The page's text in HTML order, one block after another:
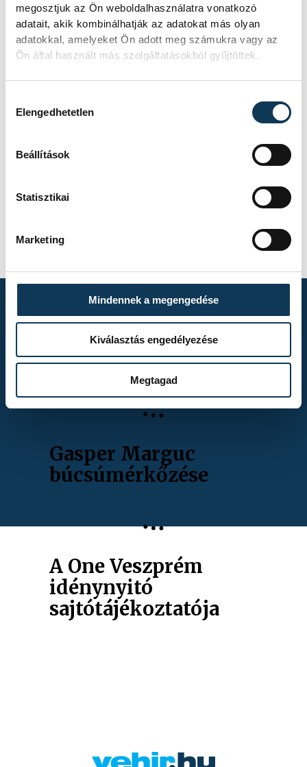
megosztjuk az Ön weboldalhasználatra vonatkozó
adatait, akik kombinálhatják az adatokat más olyan
adatokkal, amelyeket Ön adott meg számukra vagy az
Ön által használt más szolgáltatásokból gyűjtöttek.
Elengedhetetlen
Beállítások
Statisztikai
Marketing
Mindennek a megengedése
Kiválasztás engedélyezése
Megtagad
TOVÁBBI
ALBUMOK
Gasper Marguc
búcsúmérkőzése
A One Veszprém
idénynyitó
sajtótájékoztatója